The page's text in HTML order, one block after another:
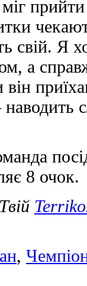
свій.
а
8 очок.
,